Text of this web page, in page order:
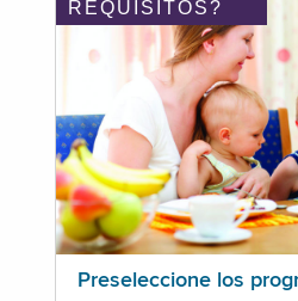
REQUISITOS?
Preseleccione los